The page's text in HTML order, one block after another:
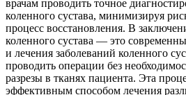
врачам проводить точное
коленного сустава, минимизируя
процесс восстановления. В
коленного сустава — это
и лечения заболеваний коленного
проводить операции без
разрезы в тканях пациента. Эта
эффективным способом лечения